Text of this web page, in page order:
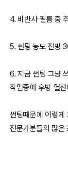
4. 비반사 필름 중
5. 썬팅 농도 전방
6. 지금 썬팅 그냥
작업중에 후방 열
썬팅때문에 이렇게
전문가분들의 많은